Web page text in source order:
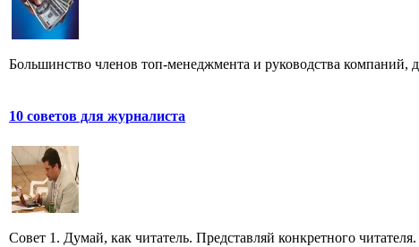
Большинство членов топ-менеджмента и руководства
10 советов для журналиста
Совет 1. Думай, как читатель. Представляй конкретного